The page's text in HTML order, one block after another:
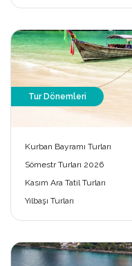
Tur Dönemleri
Kurban Bayramı Turları
Sömestr Turları 2026
Kasım Ara Tatil Turları
Yılbaşı Turları